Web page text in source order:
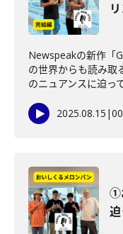
Newspeakの新作「
の世界からも読み取
のニュアンスに迫っ
2025.08.15 |
①